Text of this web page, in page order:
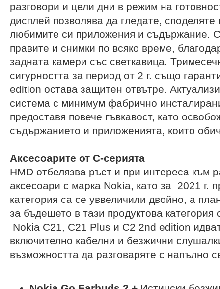
разговори и цели дни в режим на
дисплей позволява да гледате, споделяте
любимите си приложения и съдържание.
правите и снимки по всяко време,
задната камери със светкавица.
сигурността за период от 2 г. също
edition остава защитен отвътре.
система с минимум фабрично
предоставя повече гъвкавост, като
съдържанието и приложенията, които
Аксесоарите от C-серията
HMD отбелязва ръст и при интереса към
аксесоари с марка Nokia, като за 2021 г.
категория са се уввеличили двойно, а
за бъдещето в тази продуктова
Nokia C21, C21 Plus и C2 2nd edition
включително кабелни и безжични
възможността да разговаряте с напълно